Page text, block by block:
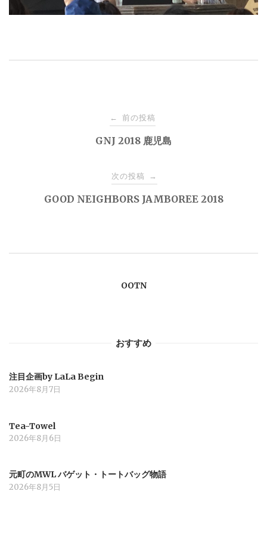
← 前の投稿
GNJ 2018 鹿児島
次の投稿 →
GOOD NEIGHBORS JAMBOREE 2018
OOTN
おすすめ
注目企画by LaLa Begin
2026年8月7日
Tea-Towel
2026年8月6日
元町のMWL バゲット・トートバッグ物語
2026年8月5日